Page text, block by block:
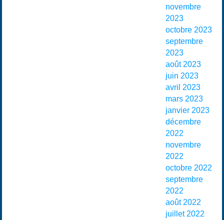
novembre
2023
octobre 2023
septembre
2023
août 2023
juin 2023
avril 2023
mars 2023
janvier 2023
décembre
2022
novembre
2022
octobre 2022
septembre
2022
août 2022
juillet 2022